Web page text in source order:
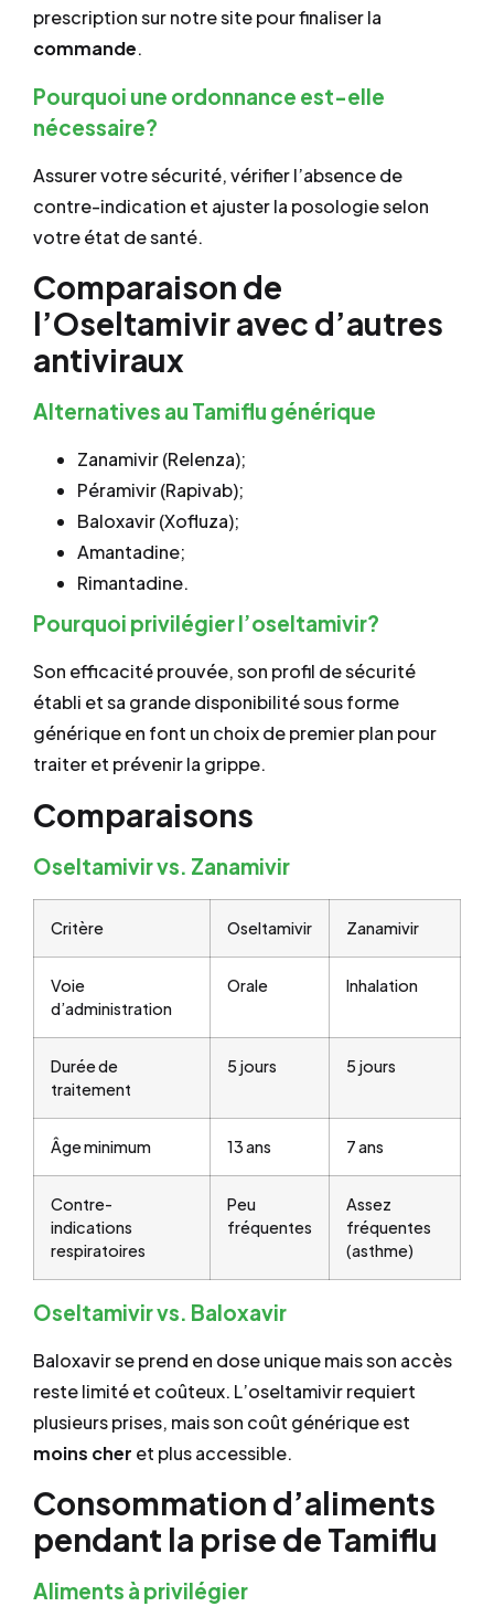
prescription sur notre site pour finaliser la
commande.
Pourquoi une ordonnance est-elle
nécessaire?
Assurer votre sécurité, vérifier l’absence de
contre-indication et ajuster la posologie selon
votre état de santé.
Comparaison de
l’Oseltamivir avec d’autres
antiviraux
Alternatives au Tamiflu générique
Zanamivir (Relenza);
Péramivir (Rapivab);
Baloxavir (Xofluza);
Amantadine;
Rimantadine.
Pourquoi privilégier l’oseltamivir?
Son efficacité prouvée, son profil de sécurité
établi et sa grande disponibilité sous forme
générique en font un choix de premier plan pour
traiter et prévenir la grippe.
Comparaisons
Oseltamivir vs. Zanamivir
Critère Oseltamivir Zanamivir
Voie
d’administration
Orale Inhalation
Durée de
traitement
5 jours 5 jours
Âge minimum 13 ans 7 ans
Contre-
indications
respiratoires
Peu
fréquentes
Assez
fréquentes
(asthme)
Oseltamivir vs. Baloxavir
Baloxavir se prend en dose unique mais son accès
reste limité et coûteux. L’oseltamivir requiert
plusieurs prises, mais son coût générique est
moins cher et plus accessible.
Consommation d’aliments
pendant la prise de Tamiflu
Aliments à privilégier